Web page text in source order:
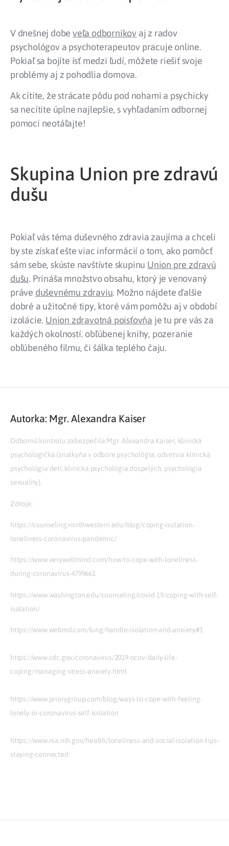
V dnešnej dobeveľa odborníkov aj z radov
psychológov a psychoterapeutov pracuje online.
Pokiaľ sa bojíte ísť medzi ľudí, môžete riešiť svoje
problémy aj z pohodlia domova.
Ak cítite, že strácate pôdu pod nohami a psychicky
sa necítite úplne najlepšie, s vyhľadaním odbornej
pomoci neotáľajte!
Skupina Union pre zdravú
dušu
Pokiaľ vás téma duševného zdravia zaujíma a chceli
by ste získať ešte viac informácií o tom, ako pomôcť
sám sebe, skúste navštívte skupinu Union pre zdravú
dušu. Prináša množstvo obsahu, ktorý je venovaný
práve duševnému zdraviu. Možno nájdete ďalšie
dobré a užitočné tipy, ktoré vám pomôžu aj v období
izolácie. Union zdravotná poisťovňa je tu pre vás za
každých okolností. obľúbenej knihy, pozeranie
obľúbeného filmu, či šálka teplého čaju.
Autorka: Mgr. Alexandra Kaiser
Odbornú kontrolu zabezpečila Mgr. Alexandra Kaiser, klinická
psychologička (znalkyňa v odbore psychológia, odvetvia klinická
psychológia detí, klinická psychológia dospelých, psychológia
sexuality).
Zdroje:
https://counseling.northwestern.edu/blog/coping-isolation-
loneliness-coronavirus-pandemic/
https://www.verywellmind.com/how-to-cope-with-loneliness-
during-coronavirus-4799661
https://www.washington.edu/counseling/covid-19/coping-with-self-
isolation/
https://www.webmd.com/lung/handle-isolation-and-anxiety#1
https://www.cdc.gov/coronavirus/2019-ncov/daily-life-
coping/managing-stress-anxiety.html
https://www.priorygroup.com/blog/ways-to-cope-with-feeling-
lonely-in-coronavirus-self-isolation
https://www.nia.nih.gov/health/loneliness-and-social-isolation-tips-
staying-connected